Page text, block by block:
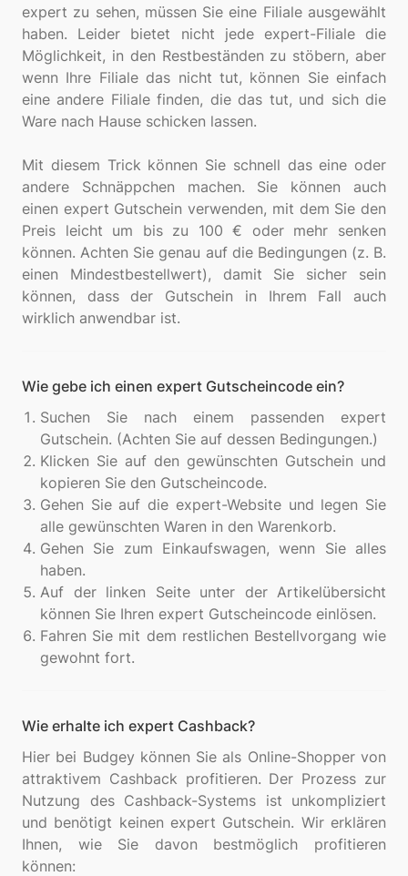
expert zu sehen, müssen Sie eine Filiale ausgewählt
haben. Leider bietet nicht jede expert-Filiale die
Möglichkeit, in den Restbeständen zu stöbern, aber
wenn Ihre Filiale das nicht tut, können Sie einfach
eine andere Filiale finden, die das tut, und sich die
Ware nach Hause schicken lassen.
Mit diesem Trick können Sie schnell das eine oder
andere Schnäppchen machen. Sie können auch
einen expert Gutschein verwenden, mit dem Sie den
Preis leicht um bis zu 100 € oder mehr senken
können. Achten Sie genau auf die Bedingungen (z. B.
einen Mindestbestellwert), damit Sie sicher sein
können, dass der Gutschein in Ihrem Fall auch
Wie gebe ich einen expert Gutscheincode ein?
Suchen Sie nach einem passenden expert
Gutschein. (Achten Sie auf dessen Bedingungen.)
Klicken Sie auf den gewünschten Gutschein und
kopieren Sie den Gutscheincode.
Gehen Sie auf die expert-Website und legen Sie
alle gewünschten Waren in den Warenkorb.
Gehen Sie zum Einkaufswagen, wenn Sie alles
haben.
Auf der linken Seite unter der Artikelübersicht
können Sie Ihren expert Gutscheincode einlösen.
Fahren Sie mit dem restlichen Bestellvorgang wie
gewohnt fort.
Wie erhalte ich expert Cashback?
Hier bei Budgey können Sie als Online-Shopper von
attraktivem Cashback profitieren. Der Prozess zur
Nutzung des Cashback-Systems ist unkompliziert
und benötigt keinen expert Gutschein. Wir erklären
Ihnen, wie Sie davon bestmöglich profitieren
können: